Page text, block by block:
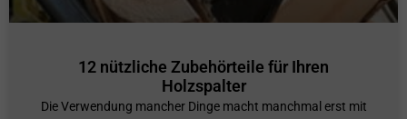
12 nützliche Zubehörteile für Ihren
Holzspalter
Die Verwendung mancher Dinge macht manchmal erst mit